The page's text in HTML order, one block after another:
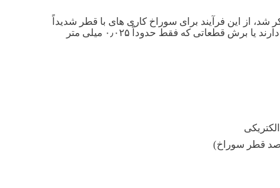
شد، از این فرآیند برای سوراخ کاری های با قطر شدیداً
کم (تا ۰٫۰۵ میلی متر) استفاده می شود. هم چنین مته کاری هایی که سوراخ هایی با نسبت عمق به قطر بسیار بالایی دارند یا برش قطعاتی که فقط حدوداً ۰٫۰۲۵ میلی متر